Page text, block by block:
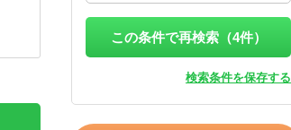
この条件で再検索（4件）
検索条件を保存する